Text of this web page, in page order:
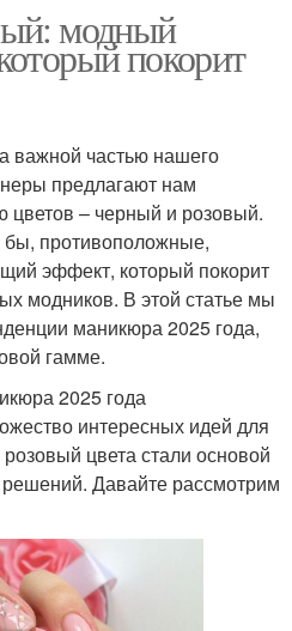
модный
покорит
важной частью нашего
предлагают нам
цветов – черный и розовый.
бы, противоположные,
эффект, который покорит
модников. В этой статье мы
маникюра 2025 года,
гамме.
2025 года
интересных идей для
цвета стали основой
Давайте рассмотрим